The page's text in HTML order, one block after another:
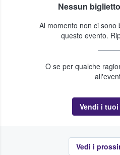
Nessun
Al momento non ci sono
questo evento.
O se per qualche
Vendi i
Vedi i